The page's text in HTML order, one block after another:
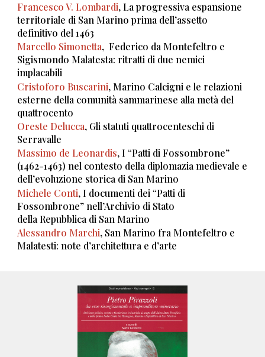
Francesco V. Lombardi, La progressiva espansione
territoriale di San Marino prima dell’assetto
definitivo del 1463
Marcello Simonetta, Federico da Montefeltro e
Sigismondo Malatesta: ritratti di due nemici
implacabili
Cristoforo Buscarini, Marino Calcigni e le relazioni
esterne della comunità sammarinese alla metà del
quattrocento
Oreste Delucca, Gli statuti quattrocenteschi di
Serravalle
Massimo de Leonardis, I “Patti di Fossombrone”
(1462-1463) nel contesto della diplomazia medievale e
dell’evoluzione storica di San Marino
Michele Conti, I documenti dei “Patti di
Fossombrone” nell’Archivio di Stato
della Repubblica di San Marino
Alessandro Marchi, San Marino fra Montefeltro e
Malatesti: note d’architettura e d’arte